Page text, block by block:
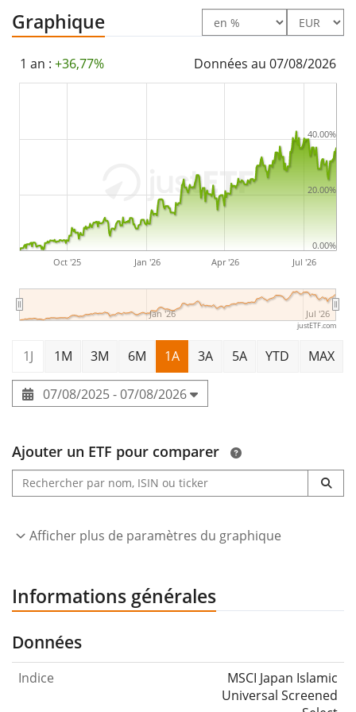
Le HSBC MSCI Japan Islamic Screened UCITS ETF USD
hauteur de 50 M d'EUR
Graphique
1 an : +36,77% Données au 07/08/2026
Oct '25 Jan '26 Apr '26 Jul '26
Jan '26 Jul '26
0.00%
20.00%
40.00%
justETF.com
1J 1M 3M 6M 1A 3A 5A YTD MAX
07/08/2025 - 07/08/2026
Ajouter un ETF pour comparer
Afficher plus de paramètres du graphique
Informations générales
Données
Indice
MSCI Japan Islamic
Universal Screened